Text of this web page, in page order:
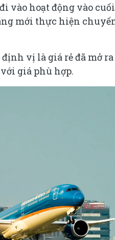
hoạt động vào
mới thực hiện
vị là giá rẻ đã mở
giá phù hợp.